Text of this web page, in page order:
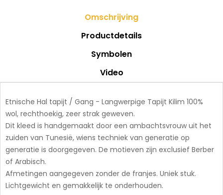
Omschrijving
Productdetails
Symbolen
Video
Etnische Hal tapijt / Gang - Langwerpige Tapijt Kilim 100%
wol, rechthoekig, zeer strak geweven.
Dit kleed is handgemaakt door een ambachtsvrouw uit het
zuiden van Tunesië, wiens techniek van generatie op
generatie is doorgegeven. De motieven zijn exclusief Berber
of Arabisch.
Afmetingen aangegeven zonder de franjes. Uniek stuk.
Lichtgewicht en gemakkelijk te onderhouden.